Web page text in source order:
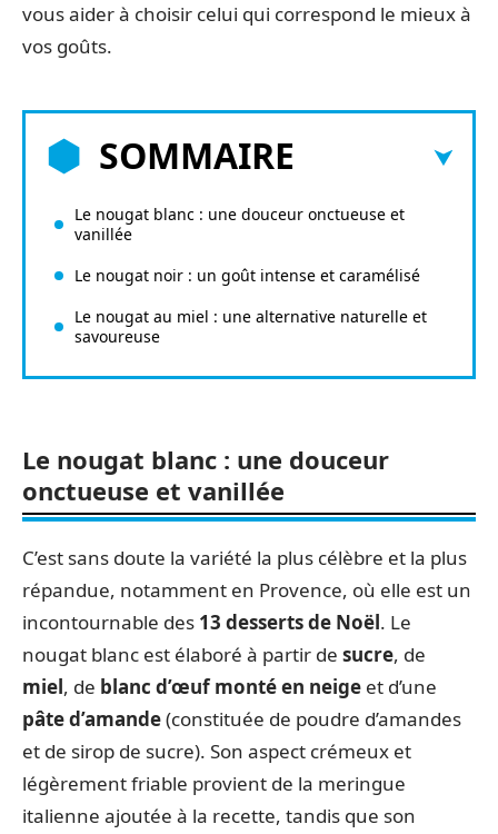
vous aider à choisir celui qui correspond le mieux à
vos goûts.
SOMMAIRE
Le nougat blanc : une douceur onctueuse et
vanillée
Le nougat noir : un goût intense et caramélisé
Le nougat au miel : une alternative naturelle et
savoureuse
Le nougat blanc : une douceur
onctueuse et vanillée
C’est sans doute la variété la plus célèbre et la plus
répandue, notamment en Provence, où elle est un
incontournable des 13 desserts de Noël. Le
nougat blanc est élaboré à partir de sucre, de
miel, de blanc d’œuf monté en neige et d’une
pâte d’amande(constituée de poudre d’amandes
et de sirop de sucre). Son aspect crémeux et
légèrement friable provient de la meringue
italienne ajoutée à la recette, tandis que son